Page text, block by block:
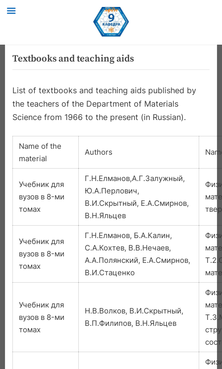
Textbooks and teaching aids
List of textbooks and teaching aids published by
the teachers of the Department of Materials
Science from 1966 to the present (in Russian).
Name of the
material
Authors
Учебник для
вузов в 8-ми
томах
Г.Н.Елманов,А.Г.Залужный,
Ю.А.Перлович,
В.И.Скрытный, Е.А.Смирнов,
В.Н.Яльцев
Учебник для
вузов в 8-ми
томах
Г.Н.Елманов, Б.А.Калин,
С.А.Кохтев, В.В.Нечаев,
А.А.Полянский, Е.А.Смирнов,
В.И.Стаценко
Учебник для
вузов в 8-ми
томах
Н.В.Волков, В.И.Скрытный,
В.П.Филипов, В.Н.Яльцев